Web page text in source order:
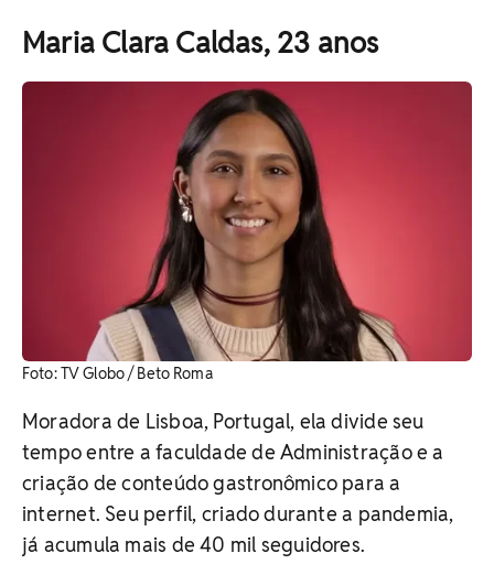
Maria Clara Caldas, 23 anos
Foto: TV Globo / Beto Roma
Moradora de Lisboa, Portugal, ela divide seu
tempo entre a faculdade de Administração e a
criação de conteúdo gastronômico para a
internet. Seu perfil, criado durante a pandemia,
já acumula mais de 40 mil seguidores.